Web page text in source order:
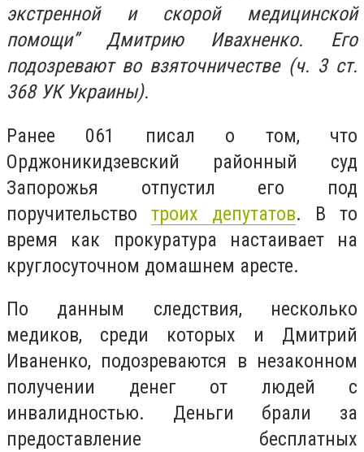
экстренной и скорой медицинской
помощи” Дмитрию Ивахненко. Его
подозревают во взяточничестве (ч. 3 ст.
368 УК Украины).
Ранее 061 писал о том, что
Орджоникидзевский районный суд
Запорожья отпустил его под
поручительство троих депутатов. В то
время как прокуратура настаивает на
круглосуточном домашнем аресте.
По данным следствия, несколько
медиков, среди которых и Дмитрий
Иваненко, подозреваются в незаконном
получении денег от людей с
инвалидностью. Деньги брали за
предоставление бесплатных